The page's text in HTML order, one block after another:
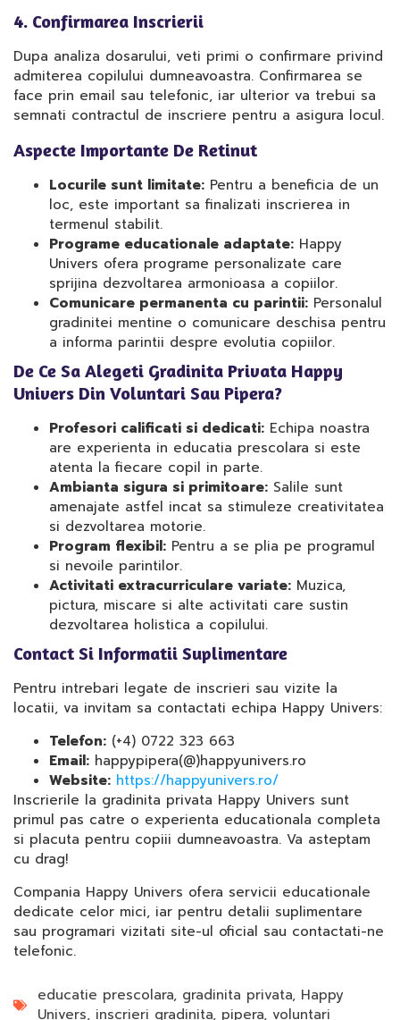
4. Confirmarea Inscrierii
Dupa analiza dosarului, veti primi o confirmare privind
admiterea copilului dumneavoastra. Confirmarea se
face prin email sau telefonic, iar ulterior va trebui sa
semnati contractul de inscriere pentru a asigura locul.
Aspecte Importante De Retinut
Locurile sunt limitate: Pentru a beneficia de un
loc, este important sa finalizati inscrierea in
termenul stabilit.
Programe educationale adaptate: Happy
Univers ofera programe personalizate care
sprijina dezvoltarea armonioasa a copiilor.
Comunicare permanenta cu parintii: Personalul
gradinitei mentine o comunicare deschisa pentru
a informa parintii despre evolutia copiilor.
De Ce Sa Alegeti Gradinita Privata Happy
Univers Din Voluntari Sau Pipera?
Profesori calificati si dedicati: Echipa noastra
are experienta in educatia prescolara si este
atenta la fiecare copil in parte.
Ambianta sigura si primitoare: Salile sunt
amenajate astfel incat sa stimuleze creativitatea
si dezvoltarea motorie.
Program flexibil: Pentru a se plia pe programul
si nevoile parintilor.
Activitati extracurriculare variate: Muzica,
pictura, miscare si alte activitati care sustin
dezvoltarea holistica a copilului.
Contact Si Informatii Suplimentare
Pentru intrebari legate de inscrieri sau vizite la
locatii, va invitam sa contactati echipa Happy Univers:
Telefon: (+4) 0722 323 663
Email: happypipera(@)happyunivers.ro
Website: https://happyunivers.ro/
Inscrierile la gradinita privata Happy Univers sunt
primul pas catre o experienta educationala completa
si placuta pentru copiii dumneavoastra. Va asteptam
cu drag!
Compania Happy Univers ofera servicii educationale
dedicate celor mici, iar pentru detalii suplimentare
sau programari vizitati site-ul oficial sau contactati-ne
telefonic.
educatie prescolara, gradinita privata, Happy
Univers, inscrieri gradinita, pipera, voluntari